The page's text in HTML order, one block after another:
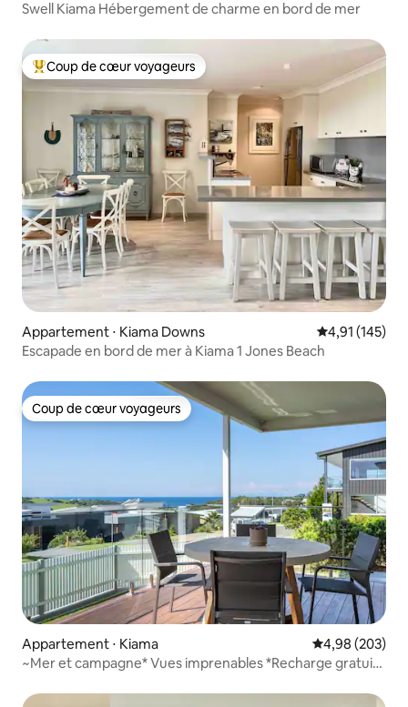
Swell Kiama Hébergement de charme en bord de mer
Coups de cœur voyageurs les plus appréciés
Coup de cœur voyageurs
Appartement ⋅ Kiama Downs Évaluation
4,91 (145)
Escapade en bord de mer à Kiama 1 Jones Beach
Coup de cœur voyageurs
Coup de cœur voyageurs
Appartement ⋅ Kiama Évaluation
4,98 (203)
~Mer et campagne* Vues imprenables *Recharge gratuite